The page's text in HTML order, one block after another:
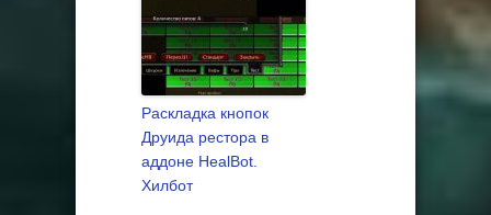
Раскладка кнопок
Друида рестора в
аддоне HealBot.
Хилбот